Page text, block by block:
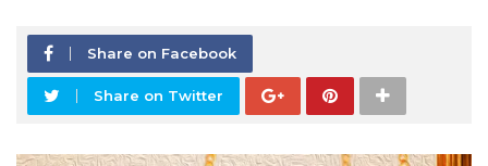
Share on Facebook
Share on Twitter